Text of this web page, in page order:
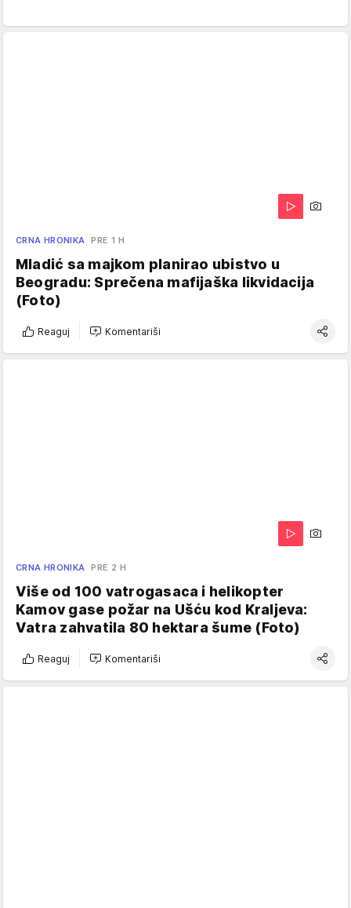
CRNA HRONIKA PRE 1 H
Mladić sa majkom planirao ubistvo u
Beogradu: Sprečena mafijaška likvidacija
(Foto)
Reaguj Komentariši
CRNA HRONIKA PRE 2 H
Više od 100 vatrogasaca i helikopter
Kamov gase požar na Ušću kod Kraljeva:
Vatra zahvatila 80 hektara šume (Foto)
Reaguj Komentariši